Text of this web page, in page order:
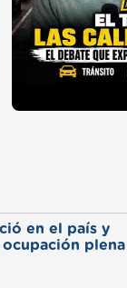
en el país y
plena